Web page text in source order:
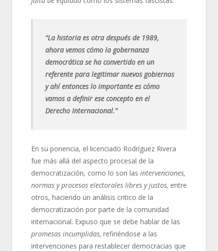
“La historia es otra después de 1989,
ahora vemos cómo la gobernanza
democrática se ha convertido en un
referente para legitimar nuevos gobiernos
y ahí entonces lo importante es cómo
vamos a definir ese concepto en el
Derecho Internacional.”
En su ponencia, el licenciado Rodríguez Rivera
fue más allá del aspecto procesal de la
democratización, como lo son las intervenciones,
normas y procesos electorales libres y justos, entre
otros, haciendo un análisis critico de la
democratización por parte de la comunidad
internacional. Expuso que se debe hablar de las
promesas incumplidas, refiriéndose a las
intervenciones para restablecer democracias que